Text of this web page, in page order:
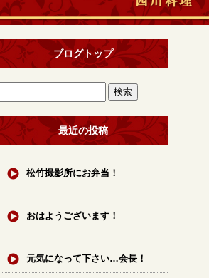
ブログトップ
最近の投稿
松竹撮影所にお弁当！
おはようございます！
元気になって下さい…会長！